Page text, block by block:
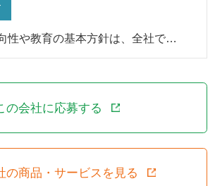
性や教育の基本方針は、全社で…
の会社に応募する
の商品・サービスを見る